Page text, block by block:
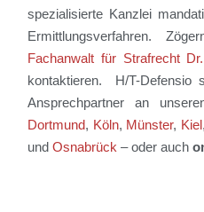
spezialisierte Kanzlei
Ermittlungsverfahren.
Fachanwalt für Strafrecht
kontaktieren. H/T-Defensio
Ansprechpartner an
Dortmund, Köln, Münster, Kiel,
undOsnabrück – oder auch